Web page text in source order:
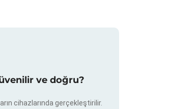
ve doğru?
cihazlarında gerçekleştirilir.